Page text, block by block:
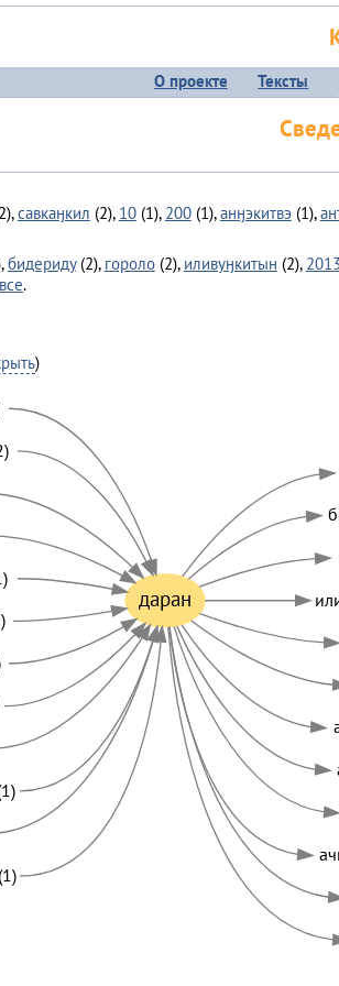
О проекте Тексты
савкаӈкил (2), 10(1), 200(1),анӈэкитвэ(1),
бидериду(2), гороло(2), иливуӈкитын (2), 2013
все.
)
даран